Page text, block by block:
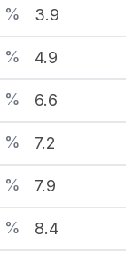
% 3.9
% 4.9
% 6.6
% 7.2
% 7.9
% 8.4